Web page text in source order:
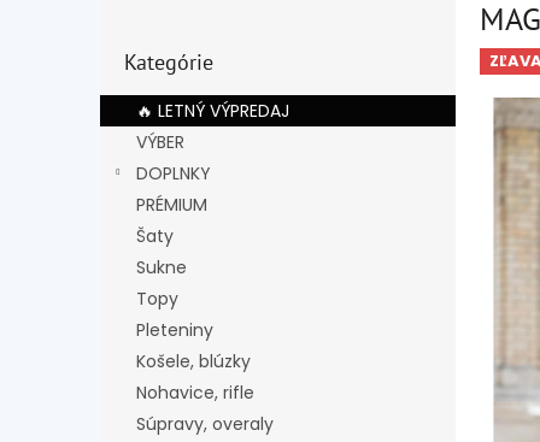
ý
p
kategórie
Kategórie
🔥 LETNÝ VÝPREDAJ
VÝBER
DOPLNKY
PRÉMIUM
Šaty
Sukne
Topy
Pleteniny
Košele, blúzky
Nohavice, rifle
Súpravy, overaly